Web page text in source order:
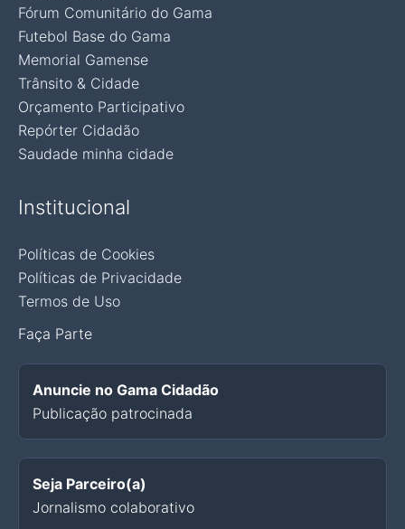
Fórum Comunitário do Gama
Futebol Base do Gama
Memorial Gamense
Trânsito & Cidade
Orçamento Participativo
Repórter Cidadão
Saudade minha cidade
Institucional
Políticas de Cookies
Políticas de Privacidade
Termos de Uso
Faça Parte
Anuncie no Gama Cidadão
Publicação patrocinada
Seja Parceiro(a)
Jornalismo colaborativo